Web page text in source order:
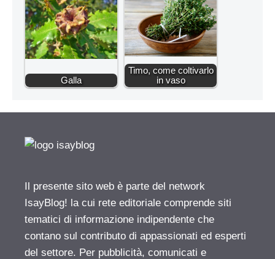
Galla
Timo, come coltivarlo
in vaso
Il presente sito web è parte del network
IsayBlog! la cui rete editoriale comprende siti
tematici di informazione indipendente che
contano sul contributo di appassionati ed esperti
del settore. Per pubblicità, comunicati e